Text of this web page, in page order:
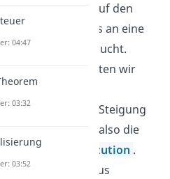
auf den
im Anschluss an eine
untersucht.
betrachten wir
abnehmenden
und die Steigung
Indifferenzkurve, also die
der Substitution .
Haushalt strebt aus
04:47
03:32
03:52